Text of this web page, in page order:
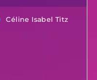
Céline Isabel Titz